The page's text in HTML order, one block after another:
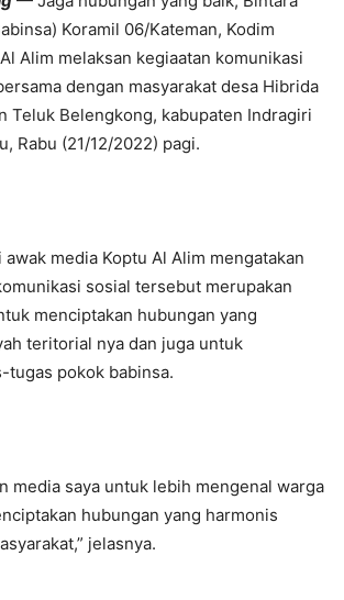
Koramil 06/Kateman, Kodim
Alim melaksan kegiaatan komunikasi
dengan masyarakat desa Hibrida
Teluk Belengkong, kabupaten Indragiri
Rabu (21/12/2022) pagi.
media Koptu Al Alim mengatakan
sosial tersebut merupakan
menciptakan hubungan yang
teritorial nya dan juga untuk
tugas pokok babinsa.
media saya untuk lebih mengenal warga
hubungan yang harmonis
jelasnya.